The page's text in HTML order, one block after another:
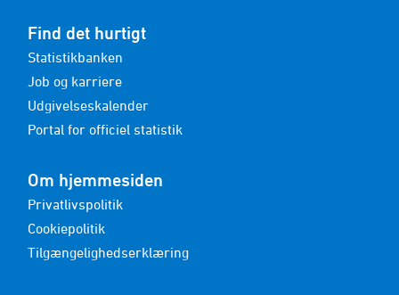
Find det hurtigt
Statistikbanken
Job og karriere
Udgivelseskalender
Portal for officiel statistik
Om hjemmesiden
Privatlivspolitik
Cookiepolitik
Tilgængelighedserklæring